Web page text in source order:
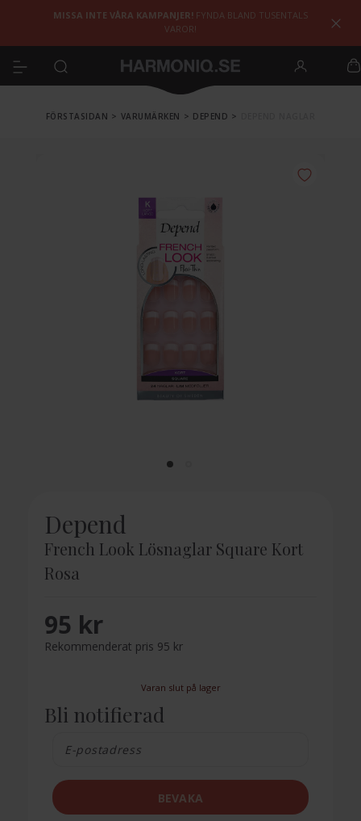
MISSA INTE VÅRA KAMPANJER! FYNDA BLAND TUSENTALS
VAROR!
FÖRSTASIDAN > VARUMÄRKEN > DEPEND >
Depend
French Look Lösnaglar Square Kort
Rosa
95 kr
Rekommenderat pris 95 kr
Varan slut på lager
Bli notifierad
BEVAKA